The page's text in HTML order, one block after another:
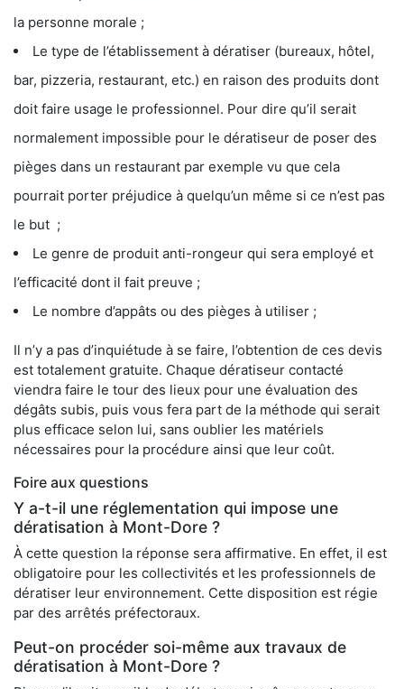
la personne morale ;
Le type de l’établissement à dératiser (bureaux, hôtel,
bar, pizzeria, restaurant, etc.) en raison des produits dont
doit faire usage le professionnel. Pour dire qu’il serait
normalement impossible pour le dératiseur de poser des
pièges dans un restaurant par exemple vu que cela
pourrait porter préjudice à quelqu’un même si ce n’est pas
le but ;
Le genre de produit anti-rongeur qui sera employé et
l’efficacité dont il fait preuve ;
Le nombre d’appâts ou des pièges à utiliser ;
Il n’y a pas d’inquiétude à se faire, l’obtention de ces devis
est totalement gratuite. Chaque dératiseur contacté
viendra faire le tour des lieux pour une évaluation des
dégâts subis, puis vous fera part de la méthode qui serait
plus efficace selon lui, sans oublier les matériels
nécessaires pour la procédure ainsi que leur coût.
Foire aux questions
Y a-t-il une réglementation qui impose une
dératisation à Mont-Dore ?
À cette question la réponse sera affirmative. En effet, il est
obligatoire pour les collectivités et les professionnels de
dératiser leur environnement. Cette disposition est régie
par des arrêtés préfectoraux.
Peut-on procéder soi-même aux travaux de
dératisation à Mont-Dore ?